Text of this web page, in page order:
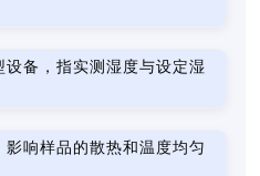
备，指实测湿度与设定湿
响样品的散热和温度均匀